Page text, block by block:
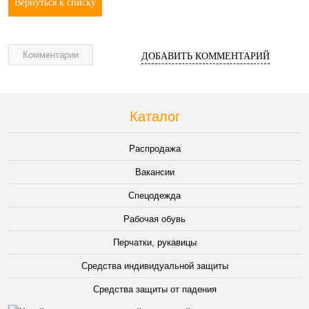
Вернуться к списку
Комментарии ДОБАВИТЬ КОММЕНТАРИЙ
Каталог
Распродажа
Вакансии
Спецодежда
Рабочая обувь
Перчатки, рукавицы
Средства индивидуальной защиты
Средства защиты от падения